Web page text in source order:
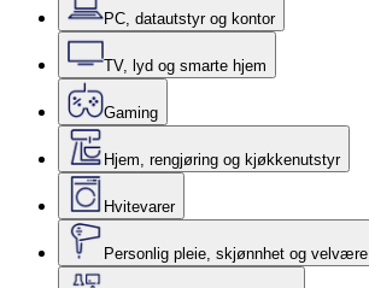
PC, datautstyr og kontor
TV, lyd og smarte hjem
Gaming
Hjem, rengjøring og kjøkkenutstyr
Hvitevarer
Personlig pleie, skjønnhet og velvære